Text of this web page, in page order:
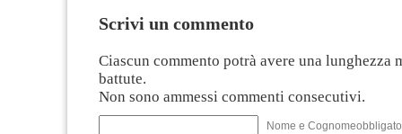
Scrivi un commento
Ciascun commento potrà avere una lunghezza
battute.
Non sono ammessi commenti consecutivi.
Nome e